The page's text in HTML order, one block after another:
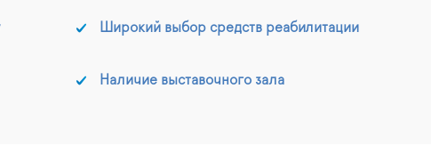
Широкий выбор средств реабилитации
Наличие выставочного зала